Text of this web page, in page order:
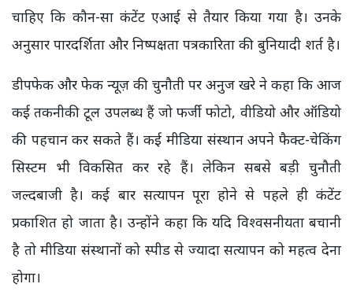
चाहिए कि कौन-सा कंटेंट एआई से तैयार किया गया है। उनके
अनुसार पारदर्शिता और निष्पक्षता पत्रकारिता की बुनियादी शर्त है।
डीपफेक और फेक न्यूज़ की चुनौती पर अनुज खरे ने कहा कि आज
कई तकनीकी टूल उपलब्ध हैं जो फर्जी फोटो, वीडियो और ऑडियो
की पहचान कर सकते हैं। कई मीडिया संस्थान अपने फैक्ट-चेकिंग
सिस्टम भी विकसित कर रहे हैं। लेकिन सबसे बड़ी चुनौती
जल्दबाजी है। कई बार सत्यापन पूरा होने से पहले ही कंटेंट
प्रकाशित हो जाता है। उन्होंने कहा कि यदि विश्वसनीयता बचानी
है तो मीडिया संस्थानों को स्पीड से ज्यादा सत्यापन को महत्व देना
होगा।